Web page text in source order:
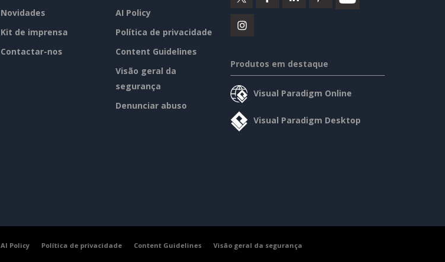
Novidades
Kit de imprensa
Contactar-nos
AI Policy
Política de privacidade
Content Guidelines
Visão geral da
segurança
Denunciar abuso
Produtos em destaque
Visual Paradigm Online
Visual Paradigm Desktop
AI Policy Política de privacidade Content Guidelines Visão geral da segurança